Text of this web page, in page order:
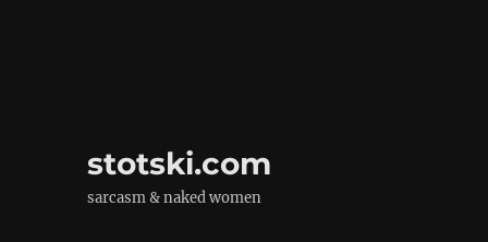
stotski.com
sarcasm & naked women